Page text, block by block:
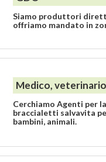
Siamo produttori
offriamo mandato in
Medico, veterinario
Cerchiamo Agenti per
braccialetti salvavita
bambini, animali.